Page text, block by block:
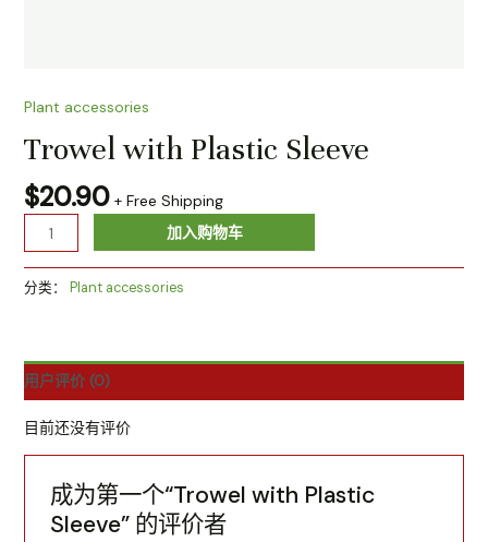
Plant accessories
Trowel with Plastic Sleeve
$20.90 + Free Shipping
加入购物车
分类： Plant accessories
用户评价 (0)
目前还没有评价
成为第一个“Trowel with Plastic
Sleeve” 的评价者